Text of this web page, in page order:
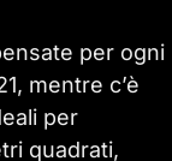
per ogni
mentre c’è
per
quadrati,